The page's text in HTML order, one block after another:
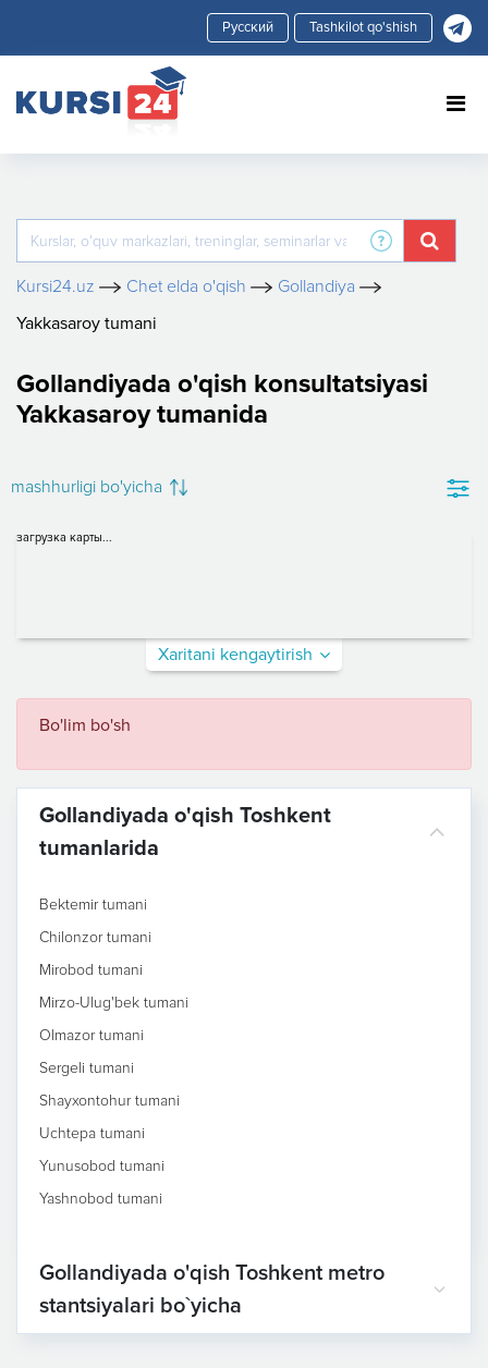
Tashkilot qo'shish
Kursi24.uz Chet elda o'qish
Gollandiya
Yakkasaroy tumani
Gollandiyada o'qish konsultatsiyasi
Yakkasaroy tumanida
mashhurligi bo'yicha
загрузка карты...
Xaritani kengaytirish
Bo'lim bo'sh
Gollandiyada o'qish Toshkent
tumanlarida
Bektemir tumani
Chilonzor tumani
Mirobod tumani
Mirzo-Ulug'bek tumani
Olmazor tumani
Sergeli tumani
Shayxontohur tumani
Uchtepa tumani
Yunusobod tumani
Yashnobod tumani
Gollandiyada o'qish Toshkent metro
stantsiyalari bo`yicha